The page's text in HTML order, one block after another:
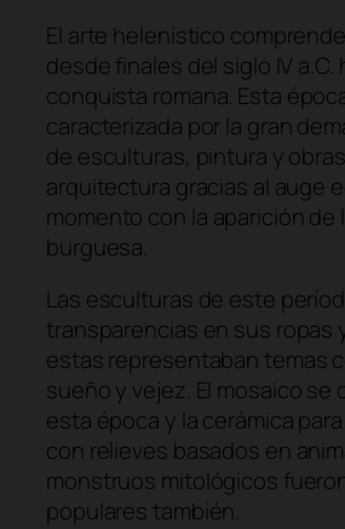
El arte helenístico
desde finales del siglo IV a.C.
conquista romana. Esta
caracterizada por la gran
de esculturas, pintura y
arquitectura gracias al auge
momento con la aparición de
burguesa.
Las esculturas de este
transparencias en sus ropas
estas representaban temas
sueño y vejez. El mosaico se
esta época y la cerámica
con relieves basados en
monstruos mitológicos
populares también.